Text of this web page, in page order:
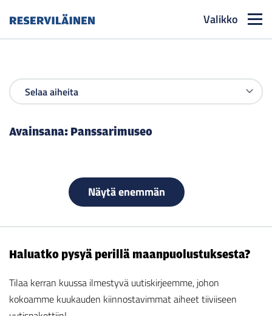
Valikko
Avainsana: Panssarimuseo
Näytä enemmän
Haluatko pysyä perillä maanpuolustuksesta?
Tilaa kerran kuussa ilmestyvä uutiskirjeemme, johon
kokoamme kuukauden kiinnostavimmat aiheet tiiviiseen